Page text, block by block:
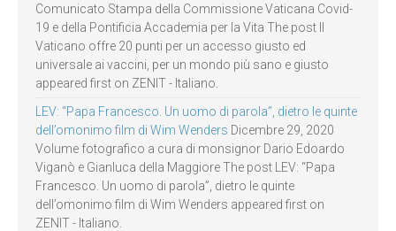
Comunicato Stampa della Commissione Vaticana Covid-
19 e della Pontificia Accademia per la Vita The post Il
Vaticano offre 20 punti per un accesso giusto ed
universale ai vaccini, per un mondo più sano e giusto
appeared first on ZENIT - Italiano.
LEV: “Papa Francesco. Un uomo di parola”, dietro le quinte
dell’omonimo film di Wim Wenders Dicembre 29, 2020
Volume fotografico a cura di monsignor Dario Edoardo
Viganò e Gianluca della Maggiore The post LEV: “Papa
Francesco. Un uomo di parola”, dietro le quinte
dell’omonimo film di Wim Wenders appeared first on
ZENIT - Italiano.